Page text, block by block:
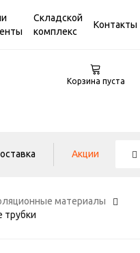
Складской
комплекс
Контакты
Корзина пуста
Акции
материалы
трубки